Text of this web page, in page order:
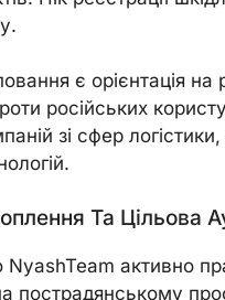
є орієнтація
російських
зі сфер логістики,
Та Цільова
NyashTeam активно
пострадянському